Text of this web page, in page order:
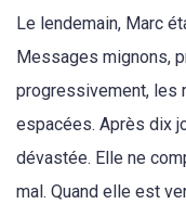
Le lendemain, Marc
Messages mignons,
progressivement, les
espacées. Après dix
dévastée. Elle ne
mal. Quand elle est